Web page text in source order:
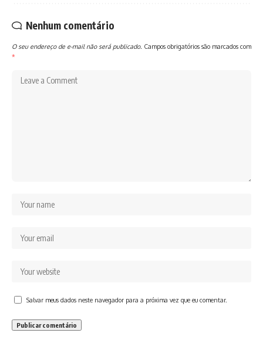
Nenhum comentário
O seu endereço de e-mail não será publicado. Campos obrigatórios são marcados com
*
Salvar meus dados neste navegador para a próxima vez que eu comentar.